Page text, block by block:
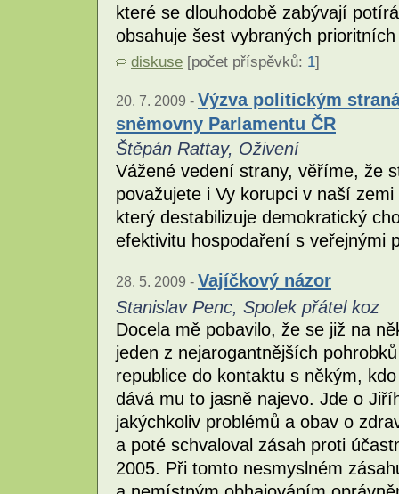
které se dlouhodobě zabývají
obsahuje šest vybraných
diskuse [počet příspěvků: 1]
20. 7. 2009 - Výzva politickým
sněmovny Parlamentu ČR
Štěpán Rattay, Oživení
Vážené vedení strany, věříme, že
považujete i Vy korupci v naší
který destabilizuje demokratický
efektivitu hospodaření s veřejnými
28. 5. 2009 - Vajíčkový názor
Stanislav Penc, Spolek přátel koz
Docela mě pobavilo, že se již na
jeden z nejarogantnějších
republice do kontaktu s někým,
dává mu to jasně najevo. Jde o
jakýchkoliv problémů a obav o
a poté schvaloval zásah proti
2005. Při tomto nesmyslném